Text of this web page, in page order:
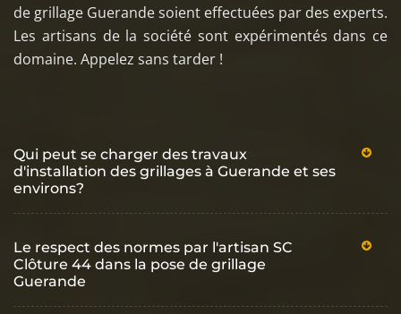
de grillage Guerande soient effectuées par des experts.
Les artisans de la société sont expérimentés dans ce
domaine. Appelez sans tarder !
Qui peut se charger des travaux
d'installation des grillages à Guerande et ses
environs?
Le respect des normes par l'artisan SC
Clôture 44 dans la pose de grillage
Guerande